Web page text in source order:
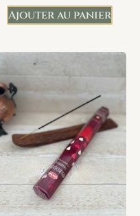
Ajouter au panier